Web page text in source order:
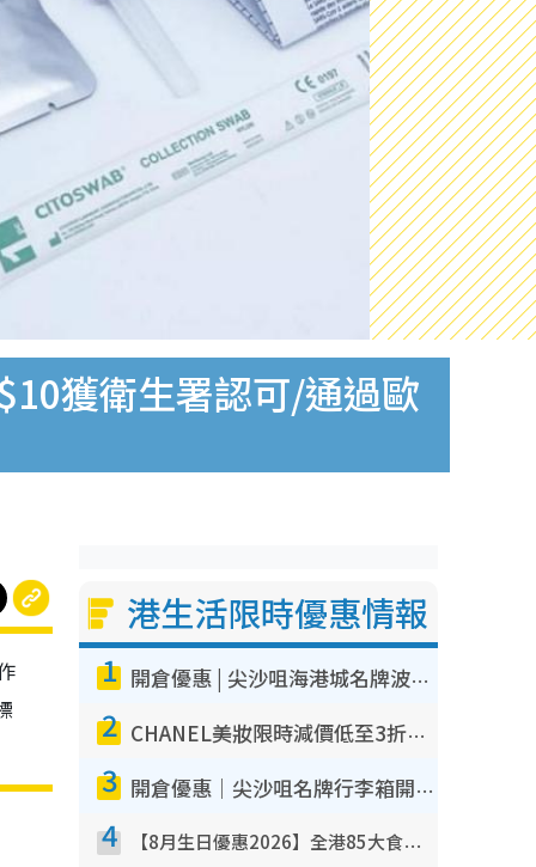
獲衛生署認可/通過歐
港生活限時優惠情報
1 開倉優惠 | 尖沙咀海港城名牌波鞋開倉低至1折！On鞋$899起／Joy&Peace鞋履$98起
2 CHANEL美妝限時減價低至3折！人氣粉底/唇膏/精華液低至$275！COCO香水都有平
3 開倉優惠｜尖沙咀名牌行李箱開倉低至4折！一連5日 American Tourister/ace./Hallmark $200起！
4 【8月生日優惠2026】全港85大食買玩著數攻略 自助餐/火鍋放題同行免費＋誠品/DONKI送現金券